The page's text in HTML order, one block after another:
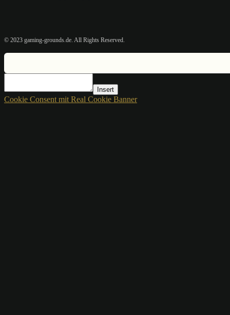
© 2023 gaming-grounds.de. All Rights Reserved.
Insert
Cookie Consent mit Real Cookie Banner